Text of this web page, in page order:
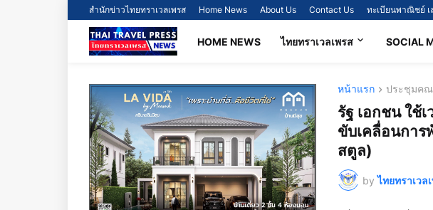
สำนักข่าวไทยทราเวลเพรส Home News About Us Contact Us ทะเบียนพาณิชย์
HOME NEWS ไทยทราเวลเพรส SOCIAL
หน้าแรก ประชุมคณ
รัฐ เอกชน ใช้
ขับเคลื่อนการ
สตูล)
by ไทยทราเวล